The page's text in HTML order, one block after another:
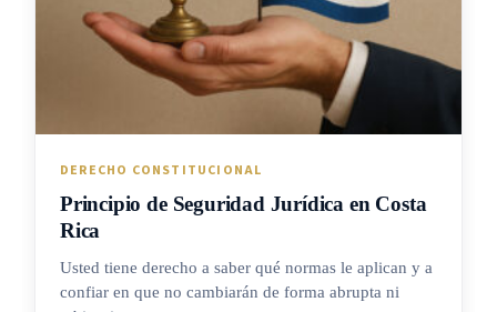
DERECHO CONSTITUCIONAL
Principio de Seguridad Jurídica en Costa
Rica
Usted tiene derecho a saber qué normas le aplican y a
confiar en que no cambiarán de forma abrupta ni